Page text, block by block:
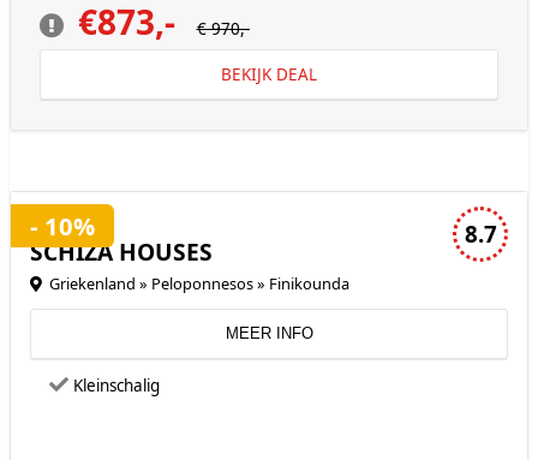
€873,- € 970,-
BEKIJK DEAL
8.7
3 sterren accommodatie
SCHIZA HOUSES
Griekenland » Peloponnesos » Finikounda
MEER INFO
Kleinschalig
- 10%